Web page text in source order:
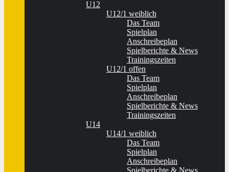
U12
U12/1 weiblich
Das Team
Spielplan
Anschreibeplan
Spielberichte & News
Trainingszeiten
U12/1 offen
Das Team
Spielplan
Anschreibeplan
Spielberichte & News
Trainingszeiten
U14
U14/1 weiblich
Das Team
Spielplan
Anschreibeplan
Spielberichte & News